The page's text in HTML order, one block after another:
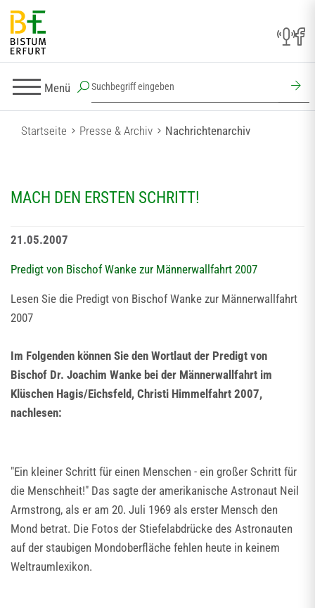
Menü
Startseite Presse & Archiv Nachrichtenarchiv
MACH DEN ERSTEN SCHRITT!
21.05.2007
Predigt von Bischof Wanke zur Männerwallfahrt 2007
Lesen Sie die Predigt von Bischof Wanke zur Männerwallfahrt
2007
Im Folgenden können Sie den Wortlaut der Predigt von
Bischof Dr. Joachim Wanke bei der Männerwallfahrt im
Klüschen Hagis/Eichsfeld, Christi Himmelfahrt 2007,
nachlesen:
"Ein kleiner Schritt für einen Menschen - ein großer Schritt für
die Menschheit!" Das sagte der amerikanische Astronaut Neil
Armstrong, als er am 20. Juli 1969 als erster Mensch den
Mond betrat. Die Fotos der Stiefelabdrücke des Astronauten
auf der staubigen Mondoberfläche fehlen heute in keinem
Weltraumlexikon.